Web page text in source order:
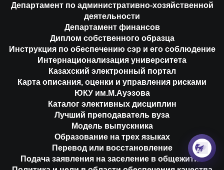
Департамент по административно-хозяйственной
деятельности
Департамент финансов
Диплом собственного образца
Инструкция по обеспечению сэр и его соблюдение
Интернационализация университета
Казахский электронный портал
Карта описания, оценки и управления рисками
ЮКУ им.М.Ауэзова
Каталог элективных дисциплин
Лучший преподаватель вуза
Модель выпускника
Образование на трех языках
Перевод или восстановление
Подача заявления на заселение в общежитие